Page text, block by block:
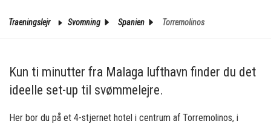
Traeningslejr Svomning Spanien Torremolinos
Kun ti minutter fra Malaga lufthavn finder du det
ideelle set-up til svømmelejre.
Her bor du på et 4-stjernet hotel i centrum af Torremolinos, i